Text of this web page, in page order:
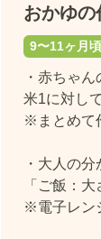
おかゆの
9〜11ヶ月頃
・赤ちゃん
米1に対し
※まとめて
・大人の
「ご飯：
※電子レン